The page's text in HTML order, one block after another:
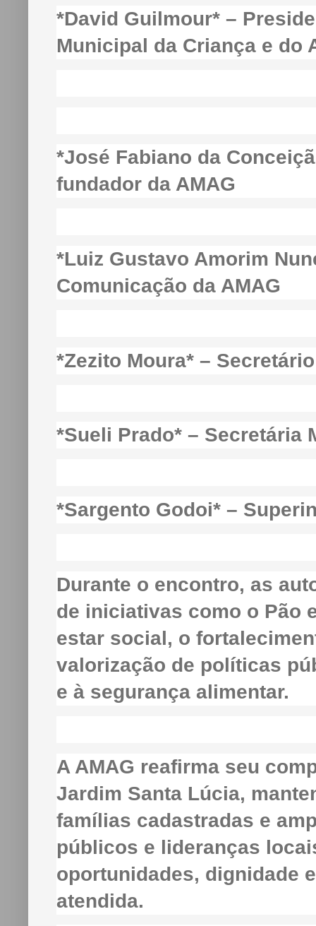
*David Guilmour* –
Municipal da Criança e do
*José Fabiano da
fundador da AMAG
*Luiz Gustavo Amorim
Comunicação da AMAG
*Zezito Moura* –
*Sueli Prado* – Secretária
*Sargento Godoi* –
Durante o encontro, as
de iniciativas como o Pão
estar social, o
valorização de políticas
e à segurança alimentar.
A AMAG reafirma seu
Jardim Santa Lúcia,
famílias cadastradas e
públicos e lideranças
oportunidades, dignidade
atendida.